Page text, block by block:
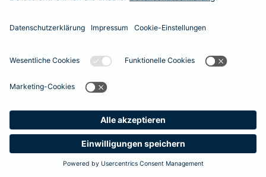
Suche Produkte
Barmenia
Das könnte Sie auch interessieren